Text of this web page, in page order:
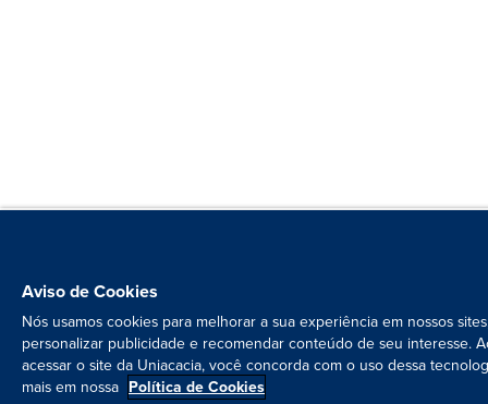
Aviso de Cookies
Nós usamos cookies para melhorar a sua experiência em nossos
personalizar publicidade e recomendar conteúdo de seu interesse.
acessar o site da Uniacacia, você concorda com o uso dessa
mais em nossa Política de Cookies